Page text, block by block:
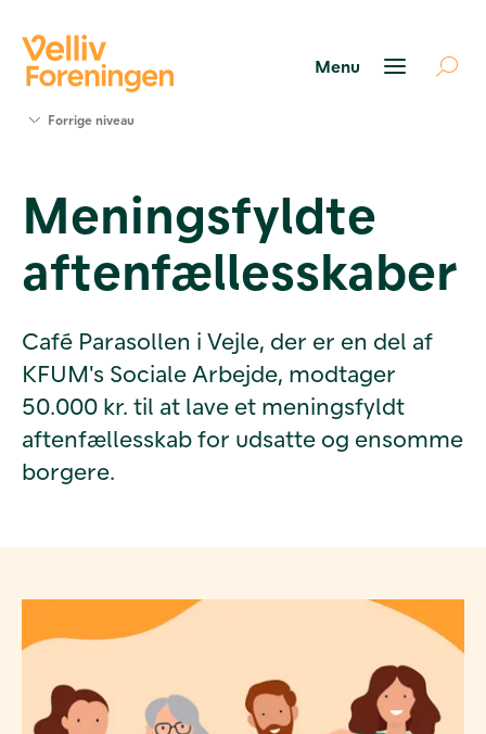
Værktøjer
og viden
Om Velliv
Foreningen
Forrige niveau
Meningsfyldte
aftenfællesskaber
Café Parasollen i Vejle, der er en del af
KFUM's Sociale Arbejde, modtager
50.000 kr. til at lave et meningsfyldt
aftenfællesskab for udsatte og ensomme
borgere.